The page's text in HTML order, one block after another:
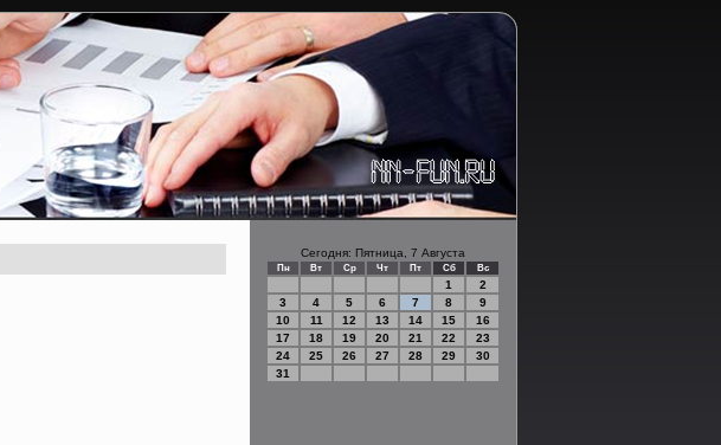
Сегодня: Пятница, 7 Августа
Пн Вт Ср Чт Пт Сб Вс
1
2
3
4 5 6 7 8
9
10
11 12 13 14 15
16
17
18 19 20 21 22
23
24
25 26 27 28 29
30
31